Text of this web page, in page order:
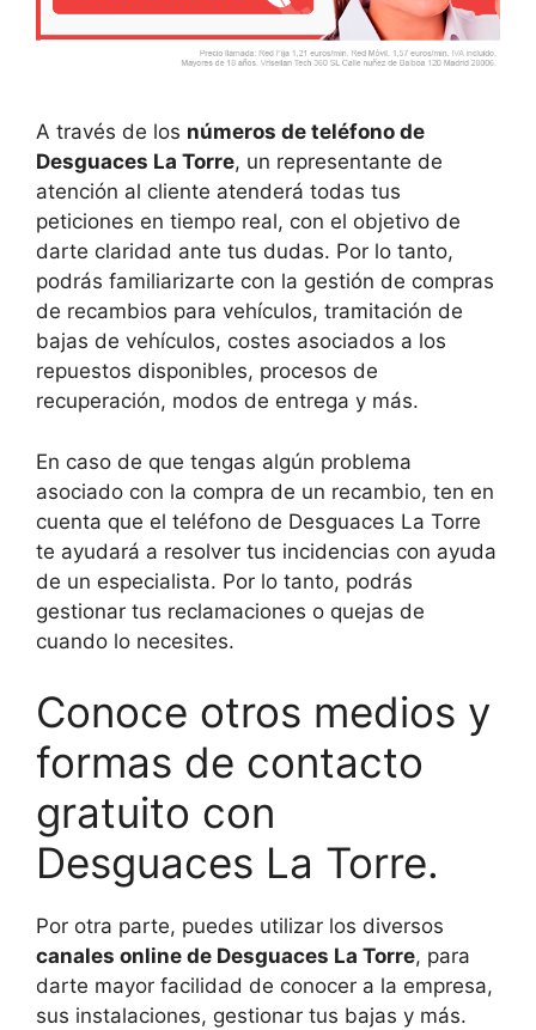
A través de los números de teléfono de
Desguaces La Torre, un representante de
atención al cliente atenderá todas tus
peticiones en tiempo real, con el objetivo de
darte claridad ante tus dudas. Por lo tanto,
podrás familiarizarte con la gestión de compras
de recambios para vehículos, tramitación de
bajas de vehículos, costes asociados a los
repuestos disponibles, procesos de
recuperación, modos de entrega y más.
En caso de que tengas algún problema
asociado con la compra de un recambio, ten en
cuenta que el teléfono de Desguaces La Torre
te ayudará a resolver tus incidencias con ayuda
de un especialista. Por lo tanto, podrás
gestionar tus reclamaciones o quejas de
cuando lo necesites.
Conoce otros medios y
formas de contacto
gratuito con
Desguaces La Torre.
Por otra parte, puedes utilizar los diversos
canales online de Desguaces La Torre, para
darte mayor facilidad de conocer a la empresa,
sus instalaciones, gestionar tus bajas y más.